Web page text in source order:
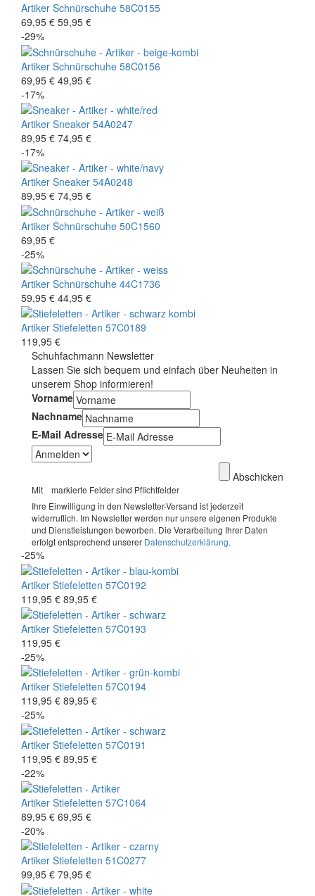
Artiker Schnürschuhe 58C0155
69,95 € 59,95 €
-29%
Artiker Schnürschuhe 58C0156
69,95 € 49,95 €
-17%
Artiker Sneaker 54A0247
89,95 € 74,95 €
-17%
Artiker Sneaker 54A0248
89,95 € 74,95 €
Artiker Schnürschuhe 50C1560
69,95 €
-25%
Artiker Schnürschuhe 44C1736
59,95 € 44,95 €
Artiker Stiefeletten 57C0189
119,95 €
Schuhfachmann Newsletter
Lassen Sie sich bequem und einfach über Neuheiten in
unserem Shop informieren!
Vorname
Nachname
E-Mail Adresse
Abschicken
Mit
markierte Felder sind Pflichtfelder
Ihre Einwilligung in den Newsletter-Versand ist jederzeit
widerruflich. Im Newsletter werden nur unsere eigenen Produkte
und Dienstleistungen beworben. Die Verarbeitung Ihrer Daten
erfolgt entsprechend unserer Datenschutzerklärung.
-25%
Artiker Stiefeletten 57C0192
119,95 € 89,95 €
Artiker Stiefeletten 57C0193
119,95 €
-25%
Artiker Stiefeletten 57C0194
119,95 € 89,95 €
-25%
Artiker Stiefeletten 57C0191
119,95 € 89,95 €
-22%
Artiker Stiefeletten 57C1064
89,95 € 69,95 €
-20%
Artiker Stiefeletten 51C0277
99,95 € 79,95 €